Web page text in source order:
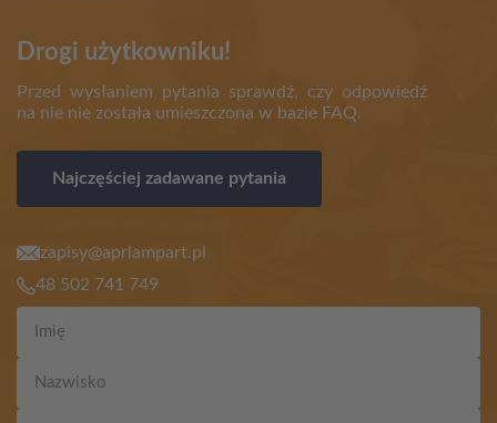
Drogi użytkowniku!
Przed wysłaniem pytania sprawdź, czy odpowiedź
na nie nie została umieszczona w bazie FAQ.
Najczęściej zadawane pytania
zapisy@aprlampart.pl
48 502 741 749